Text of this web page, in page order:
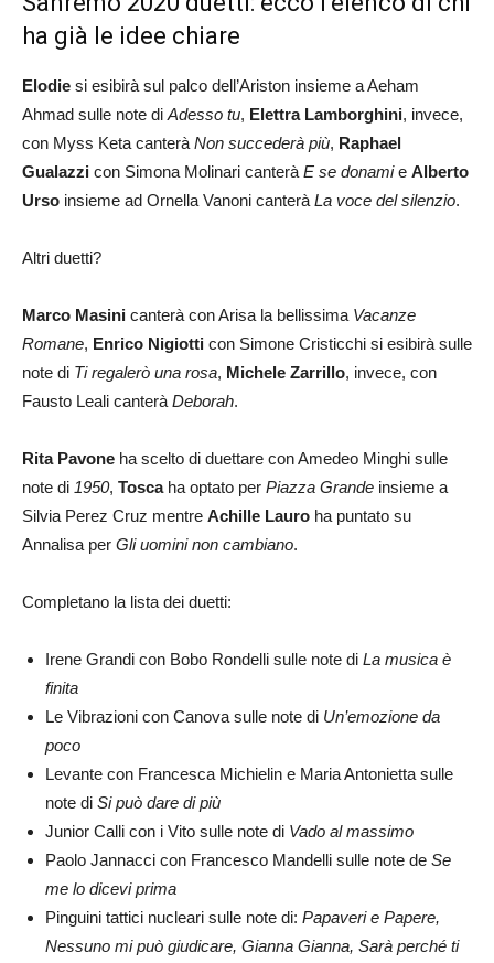
ha già le idee chiare
Elodie si esibirà sul palco dell’Ariston insieme a Aeham
Ahmad sulle note di Adesso tu, Elettra Lamborghini, invece,
con Myss Keta canterà Non succederà più, Raphael
Gualazzi con Simona Molinari canterà E se donamie Alberto
Urso insieme ad Ornella Vanoni canterà La voce del silenzio.
Altri duetti?
Marco Masini canterà con Arisa la bellissima Vacanze
Romane, Enrico Nigiotti con Simone Cristicchi si esibirà sulle
note di Ti regalerò una rosa, Michele Zarrillo, invece, con
Fausto Leali canterà Deborah.
Rita Pavone ha scelto di duettare con Amedeo Minghi sulle
note di 1950, Toscaha optato per Piazza Grande insieme a
Silvia Perez Cruz mentre Achille Lauro ha puntato su
Annalisa per Gli uomini non cambiano.
Completano la lista dei duetti:
Irene Grandi con Bobo Rondelli sulle note di La musica è
finita
Le Vibrazioni con Canova sulle note di Un’emozione da
poco
Levante con Francesca Michielin e Maria Antonietta sulle
note di Si può dare di più
Junior Calli con i Vito sulle note di Vado al massimo
Paolo Jannacci con Francesco Mandelli sulle note de Se
me lo dicevi prima
Pinguini tattici nucleari sulle note di: Papaveri e Papere,
Nessuno mi può giudicare, Gianna Gianna, Sarà perché ti